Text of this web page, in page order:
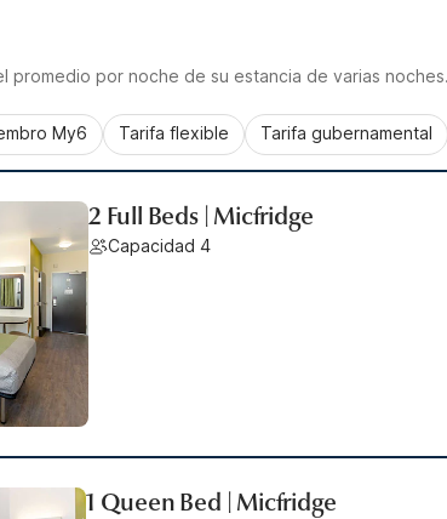
promedio por noche de su estancia de varias
My6 Tarifa flexible Tarifa gubernamental
2 Full Beds | Micfridge
Capacidad 4
1 Queen Bed | Micfridge